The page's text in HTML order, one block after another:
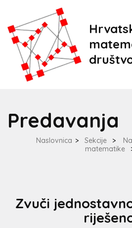
Predavanja
Naslovnica > Sekcije >
matematike
Zvuči